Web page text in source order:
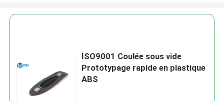
ISO9001 Coulée sous vide
Prototypage rapide en plastique
ABS